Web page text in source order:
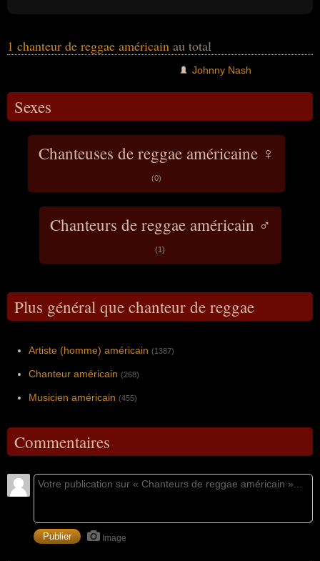
1 chanteur de reggae américain au total
Johnny Nash
Sexes
Chanteuses de reggae américaine ♀
(0)
Chanteurs de reggae américain ♂
(1)
Plus général que chanteur de reggae
Artiste (homme) américain (1387)
Chanteur américain (268)
Musicien américain (455)
Commentaires
Image